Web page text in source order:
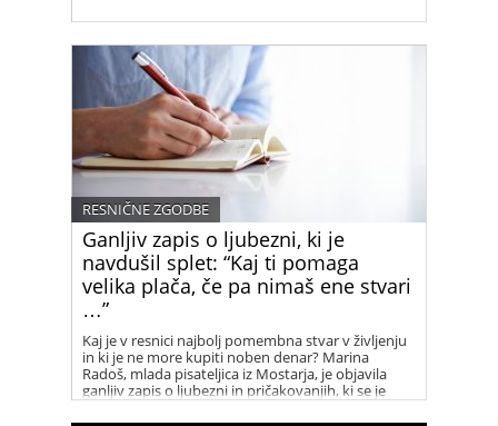
Ganljiv zapis o ljubezni, ki je
navdušil splet: “Kaj ti pomaga
velika plača, če pa nimaš ene stvari
…”
RESNIČNE ZGODBE
Kaj je v resnici najbolj pomembna stvar v življenju
in ki je ne more kupiti noben denar? Marina
Radoš, mlada pisateljica iz Mostarja, je objavila
ganljiv zapis o ljubezni in pričakovanjih, ki se je
hitro razširil po spletu in ganil marsikoga.